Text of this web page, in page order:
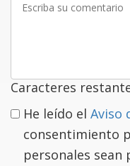
Caracteres
He leído el Aviso
consentimiento
personales sean